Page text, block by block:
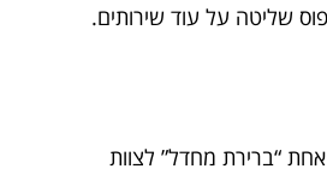
שליטה על עוד שירותים.